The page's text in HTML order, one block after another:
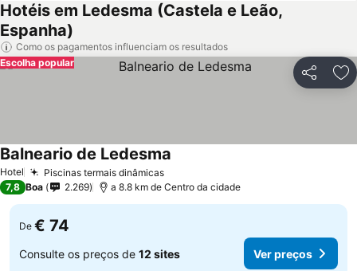
Hotéis em Ledesma (Castela e Leão,
Espanha)
Como os pagamentos influenciam os resultados
Partilhar
Escolha popular
Hotel Piscinas termais dinâmicas
Balneario de Ledesma
7,8 Boa 2.269 a 8.8 km de Centro da cidade
De € 74
Consulte os preços de 12 sites Ver preços